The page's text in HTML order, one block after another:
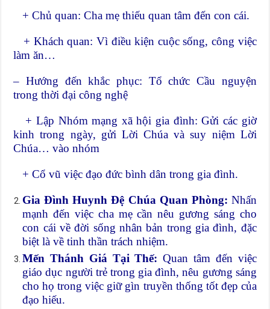
+ Chủ quan: Cha mẹ thiếu quan tâm đến con cái.
+ Khách quan: Vì điều kiện cuộc sống, công việc
làm ăn…
– Hướng đến khắc phục: Tổ chức Cầu nguyện
trong thời đại công nghệ
+ Lập Nhóm mạng xã hội gia đình: Gửi các giờ
kinh trong ngày, gửi Lời Chúa và suy niệm Lời
Chúa… vào nhóm
+ Cổ vũ việc đạo đức bình dân trong gia đình.
Gia Đình Huynh Đệ Chúa Quan Phòng: Nhấn
mạnh đến việc cha mẹ cần nêu gương sáng cho
con cái về đời sống nhân bản trong gia đình, đặc
biệt là về tinh thần trách nhiệm.
Mến Thánh Giá Tại Thế:Quan tâm đến việc
giáo dục người trẻ trong gia đình, nêu gương sáng
cho họ trong việc giữ gìn truyền thống tốt đẹp của
đạo hiếu.